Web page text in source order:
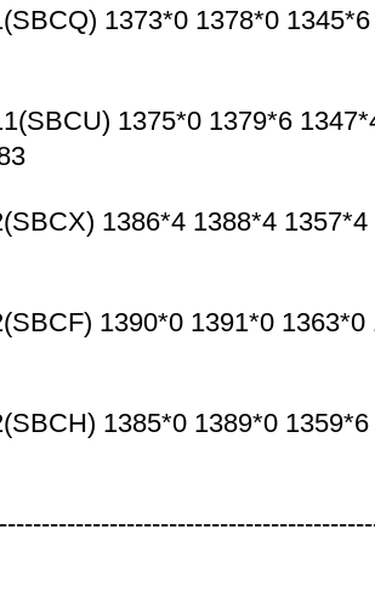
1373*0 1378*0 1345*6
1375*0 1379*6
1386*4 1388*4 1357*4
1390*0 1391*0 1363*0
1385*0 1389*0 1359*6